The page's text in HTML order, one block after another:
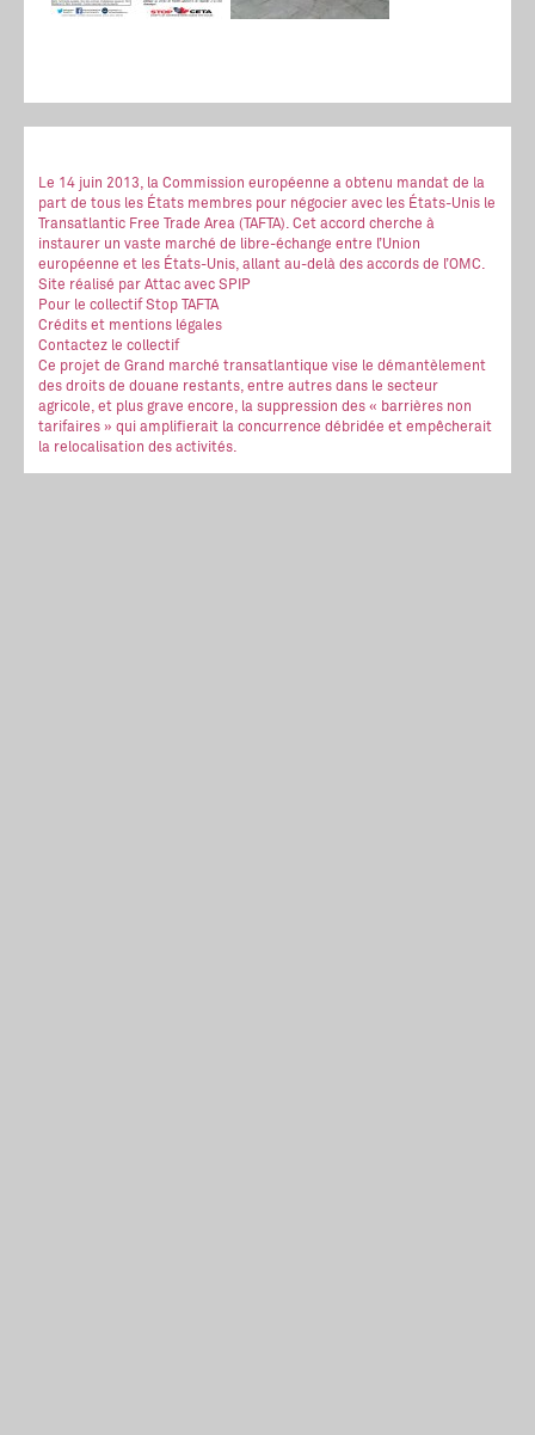
Le 14 juin 2013, la Commission européenne a obtenu mandat de la
part de tous les États membres pour négocier avec les États-Unis le
Transatlantic Free Trade Area (TAFTA). Cet accord cherche à
instaurer un vaste marché de libre-échange entre l’Union
européenne et les États-Unis, allant au-delà des accords de l’OMC.
Site réalisé par Attac avec SPIP
Pour le collectif Stop TAFTA
Crédits et mentions légales
Contactez le collectif
Ce projet de Grand marché transatlantique vise le démantèlement
des droits de douane restants, entre autres dans le secteur
agricole, et plus grave encore, la suppression des « barrières non
tarifaires » qui amplifierait la concurrence débridée et empêcherait
la relocalisation des activités.